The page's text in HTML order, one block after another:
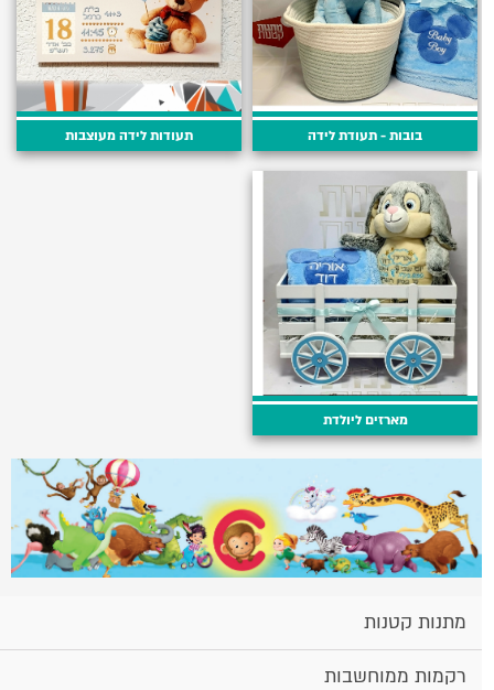
בובות - תעודת לידה תעודות לידה מעוצבות
מארזים ליולדת
מתנות קטנות
רקמות ממוחשבות